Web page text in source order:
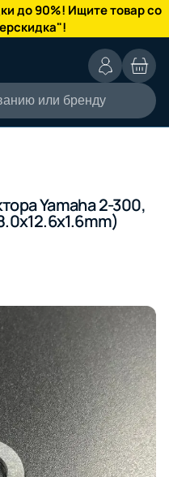
до 90%! Ищите товар со
или бренду
Yamaha 2-300,